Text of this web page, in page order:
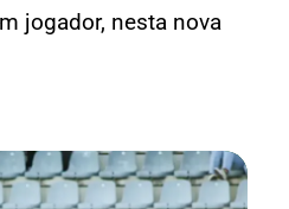
jogador, nesta nova